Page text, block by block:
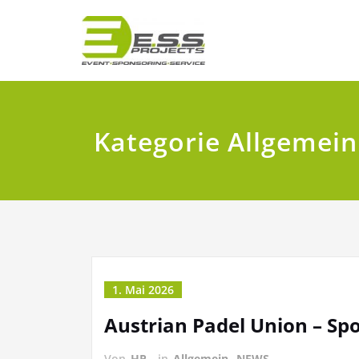
Kategorie Allgemein
1. Mai 2026
Austrian Padel Union –